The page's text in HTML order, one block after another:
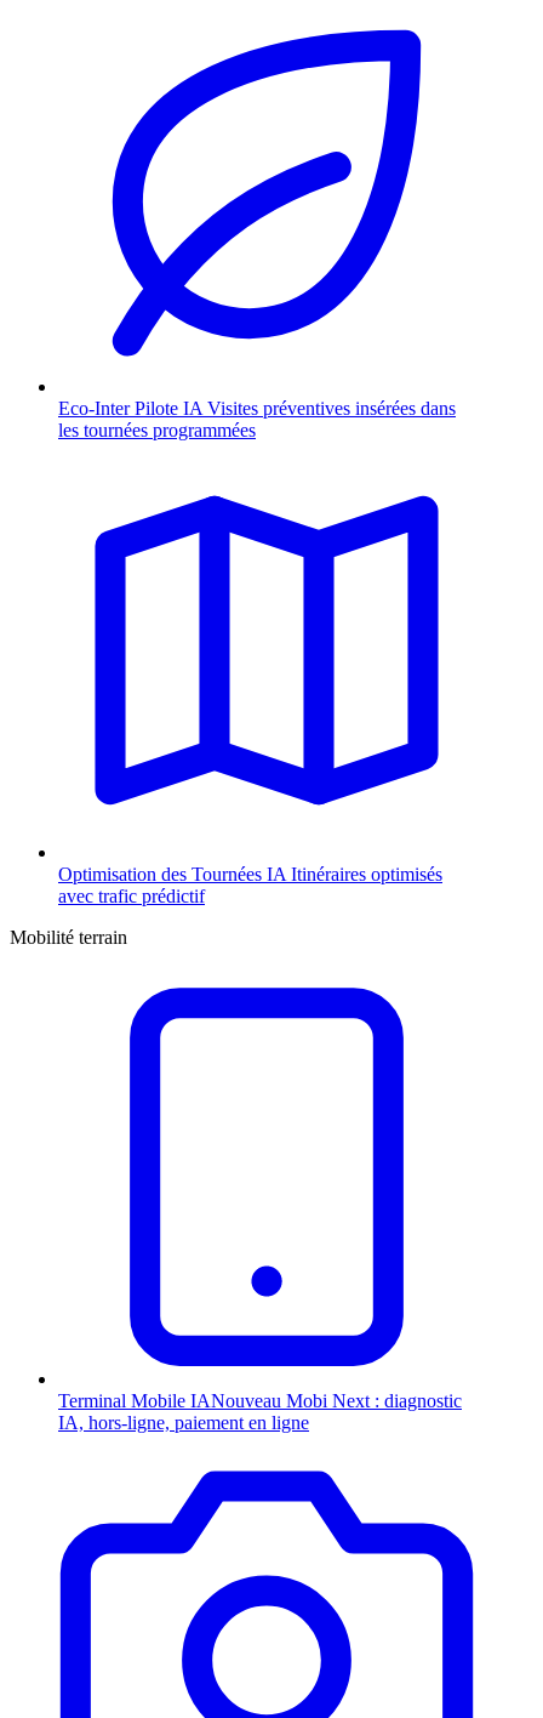
Eco-Inter Pilote IA Visites préventives insérées dans
les tournées programmées
Optimisation des Tournées IA Itinéraires optimisés
avec trafic prédictif
Mobilité terrain
Terminal Mobile IANouveau Mobi Next : diagnostic
IA, hors-ligne, paiement en ligne